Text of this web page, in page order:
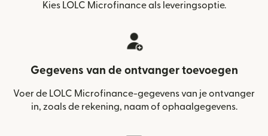
Kies LOLC Microfinance als leveringsoptie.
Gegevens van de ontvanger toevoegen
Voer de LOLC Microfinance-gegevens van je ontvanger
in, zoals de rekening, naam of ophaalgegevens.